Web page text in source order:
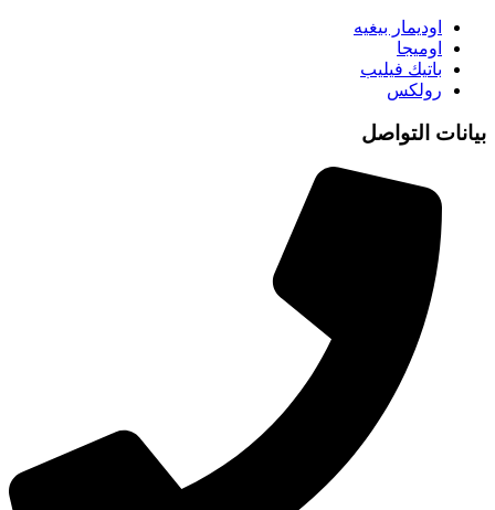
اوديمار بيغيه
اوميجا
باتيك فيليب
رولكس
بيانات التواصل